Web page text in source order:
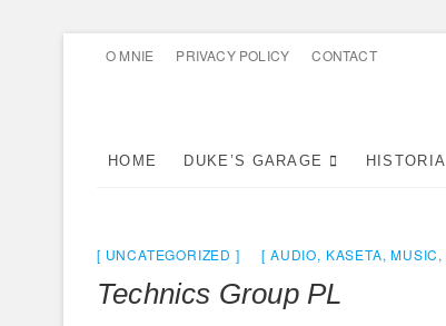
O MNIE PRIVACY POLICY CONTACT
HOME DUKE’S GARAGE HISTORIA
UNCATEGORIZED AUDIO, KASETA,MUSIC,
Technics Group PL